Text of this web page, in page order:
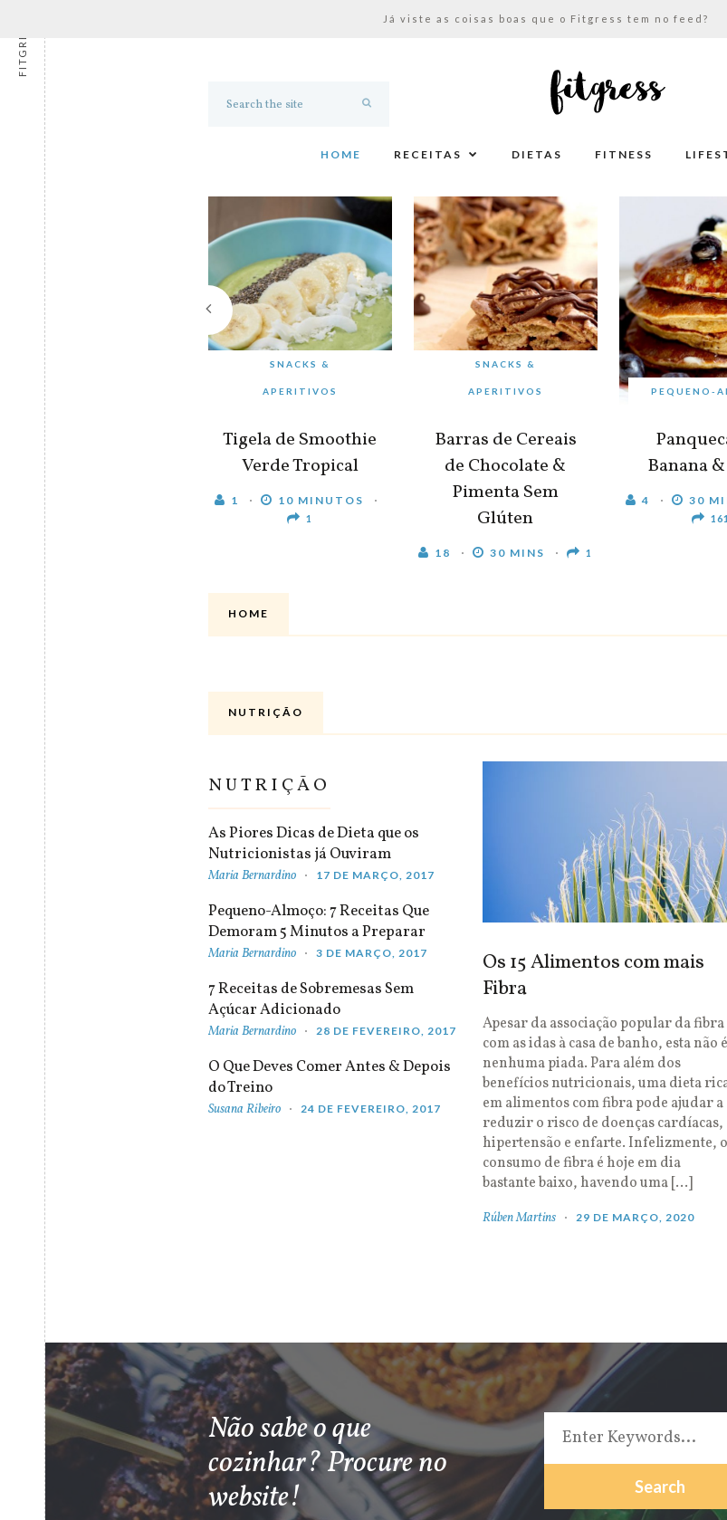
HOME RECEITAS DIETAS FITNESS
SNACKS &
APERITIVOS
Tigela de Smoothie
Verde Tropical
1 10 MINUTOS
1
SNACKS &
APERITIVOS
Barras de Cereais
de Chocolate &
Pimenta Sem
Glúten
18 30 MINS 1
PEQUENO-
Banana
4 30
161
HOME
NUTRIÇÃO
NUTRIÇÃO
As Piores Dicas de Dieta que os
Nutricionistas já Ouviram
Maria Bernardino 17 DE MARÇO, 2017
Pequeno-Almoço: 7 Receitas Que
Demoram 5 Minutos a Preparar
Maria Bernardino 3 DE MARÇO, 2017
7 Receitas de Sobremesas Sem
Açúcar Adicionado
Maria Bernardino 28 DE FEVEREIRO, 2017
O Que Deves Comer Antes & Depois
do Treino
Susana Ribeiro 24 DE FEVEREIRO, 2017
Os 15 Alimentos com mais
Fibra
Apesar da associação popular da fibra
com as idas à casa de banho, esta não é
nenhuma piada. Para além dos
benefícios nutricionais, uma dieta
em alimentos com fibra pode ajudar a
reduzir o risco de doenças cardíacas,
hipertensão e enfarte. Infelizmente, o
consumo de fibra é hoje em dia
bastante baixo, havendo uma […]
Rúben Martins 29 DE MARÇO, 2020
Não sabe o que
cozinhar? Procure no
website!
FITGRESS Já viste as coisas boas que o Fitgress tem no feed?